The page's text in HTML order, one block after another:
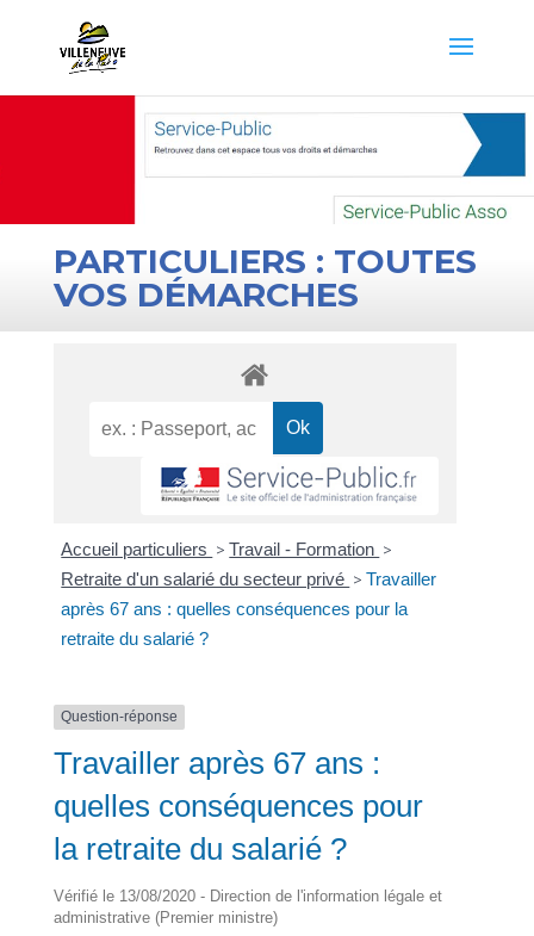
PARTICULIERS : TOUTES
VOS DÉMARCHES
Accueil particuliers > Travail - Formation >
Retraite d'un salarié du secteur privé > Travailler
après 67 ans : quelles conséquences pour la
retraite du salarié ?
Question-réponse
Travailler après 67 ans :
quelles conséquences pour
la retraite du salarié ?
Vérifié le 13/08/2020 - Direction de l'information légale et
administrative (Premier ministre)